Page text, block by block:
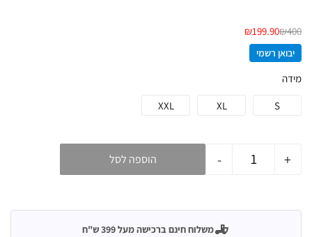
₪400
₪199.90
יבואן רשמי
מידה
S
XL
XXL
- + הוספה לסל
משלוח חינם ברכישה מעל 399 ש"ח